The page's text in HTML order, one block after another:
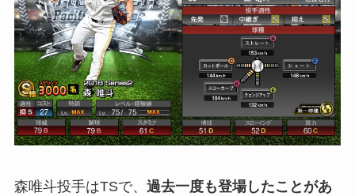
森唯斗投手はTSで、 過去一度も登場したことがあ